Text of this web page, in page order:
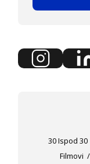
30 Ispod 30
Filmovi